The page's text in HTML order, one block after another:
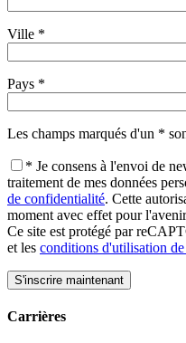
Ville *
Pays *
Les champs marqués d'un *
* Je consens à l'envoi de
traitement de mes données
de confidentialité. Cette
moment avec effet pour
Ce site est protégé par
et les conditions d'utilisation
Carrières